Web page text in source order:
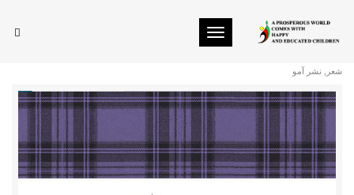
Toggle navigation
شعر نشر آمو